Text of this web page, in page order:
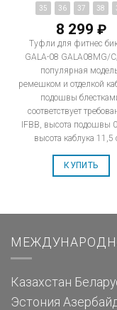
35 36 37 38
8 299 ₽
Туфли для фитнес
GALA-08 GALA08MG/
популярная
ремешком и отделкой
подошвы
соответствует
IFBB, высота подошвы
высота каблука 11,5
КУПИТЬ
Казахстан
Эстония